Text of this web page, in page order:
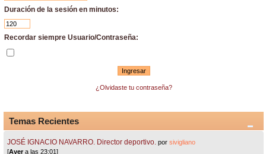
Duración de la sesión en minutos:
Recordar siempre Usuario/Contraseña:
¿Olvidaste tu contraseña?
Temas Recientes
JOSÉ IGNACIO NAVARRO. Director deportivo. porsivigliano
[Ayera las 23:01]